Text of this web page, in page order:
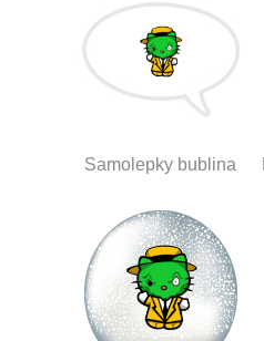
Samolepky bublina